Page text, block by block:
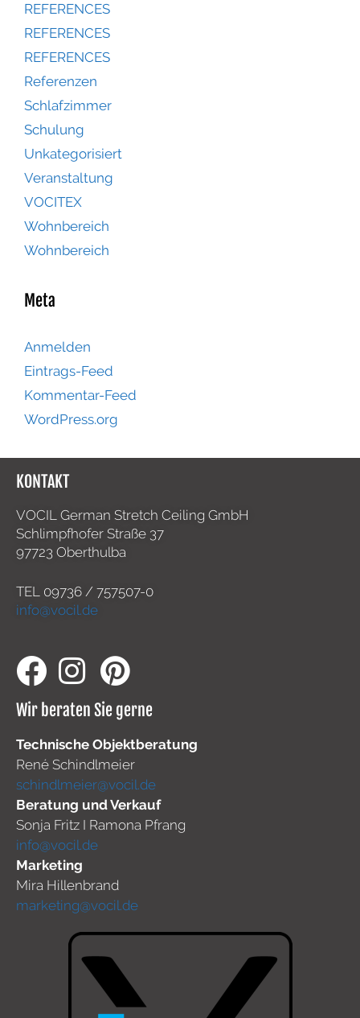
REFERENCES
REFERENCES
REFERENCES
Referenzen
Schlafzimmer
Schulung
Unkategorisiert
Veranstaltung
VOCITEX
Wohnbereich
Wohnbereich
Meta
Anmelden
Eintrags-Feed
Kommentar-Feed
WordPress.org
KONTAKT
VOCIL German Stretch Ceiling GmbH
Schlimpfhofer Straße 37
97723 Oberthulba
TEL 09736 / 757507-0
info@vocil.de
Wir beraten Sie gerne
Technische Objektberatung
René Schindlmeier
schindlmeier@vocil.de
Beratung und Verkauf
Sonja Fritz I Ramona Pfrang
info@vocil.de
Marketing
Mira Hillenbrand
marketing@vocil.de